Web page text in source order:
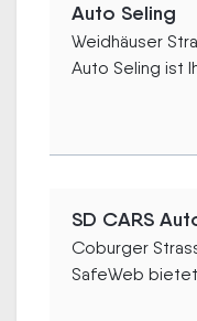
Auto Seling
Weidhäuser
Auto Seling ist
SD CARS
Coburger
SafeWeb